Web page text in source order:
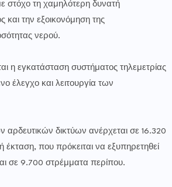
στόχο τη χαμηλότερη δυνατή
την εξοικονόμηση της
νερού.
η εγκατάσταση συστήματος τηλεμετρίας
έλεγχο και λειτουργία των
αρδευτικών δικτύων ανέρχεται σε 16.320
έκταση, που πρόκειται να εξυπηρετηθεί
σε 9.700 στρέμματα περίπου.